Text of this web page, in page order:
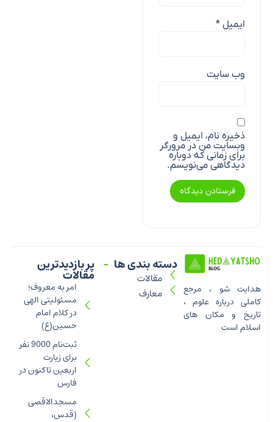
ایمیل *
وب‌ سایت
ذخیره نام، ایمیل و
وبسایت من در مرورگر
برای زمانی که دوباره
دیدگاهی می‌نویسم.
پر بازدیدترین
مقالات
امر به معروف؛
مسئولیتی الهی
در کلام امام
حسین(ع)
ثبت‌نام 9000 نفر
برای زیارت
اربعین تاکنون در
فارس
مسجدالاقصی
(قدس،
دسته بندی ها
مقالات
معارف
هدایت شو ، مرجع
کاملی درباره علوم ،
تاریخ و مکان های
اسلام است